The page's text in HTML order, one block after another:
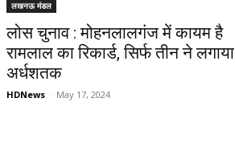
लखनऊ मंडल
लोस चुनाव : मोहनलालगंज में कायम है
रामलाल का रिकार्ड, सिर्फ तीन ने लगाया
अर्धशतक
HDNews - May 17, 2024